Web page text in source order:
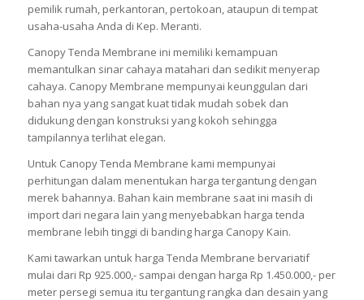
pemilik rumah, perkantoran, pertokoan, ataupun di tempat
usaha-usaha Anda di Kep. Meranti.
Canopy Tenda Membrane ini memiliki kemampuan
memantulkan sinar cahaya matahari dan sedikit menyerap
cahaya. Canopy Membrane mempunyai keunggulan dari
bahan nya yang sangat kuat tidak mudah sobek dan
didukung dengan konstruksi yang kokoh sehingga
tampilannya terlihat elegan.
Untuk Canopy Tenda Membrane kami mempunyai
perhitungan dalam menentukan harga tergantung dengan
merek bahannya. Bahan kain membrane saat ini masih di
import dari negara lain yang menyebabkan harga tenda
membrane lebih tinggi di banding harga Canopy Kain.
Kami tawarkan untuk harga Tenda Membrane bervariatif
mulai dari Rp 925.000,- sampai dengan harga Rp 1.450.000,- per
meter persegi semua itu tergantung rangka dan desain yang